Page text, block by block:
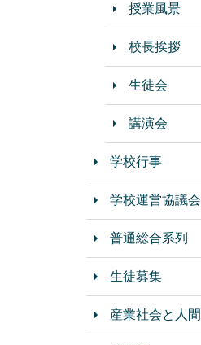
授業風景
校長挨拶
生徒会
講演会
学校行事
学校運営協議会
普通総合系列
生徒募集
産業社会と人間